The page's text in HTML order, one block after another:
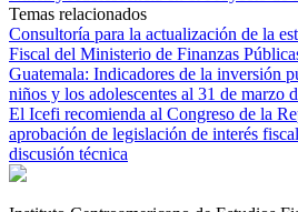
Temas relacionados
Consultoría para la actualización de la
Fiscal del Ministerio de Finanzas
Guatemala: Indicadores de la inversión
niños y los adolescentes al 31 de marzo
El Icefi recomienda al Congreso de la
aprobación de legislación de interés
discusión técnica